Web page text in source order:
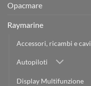
Opacmare
Raymarine
Accessori, ricambi e cavi
Autopiloti
Display Multifunzione